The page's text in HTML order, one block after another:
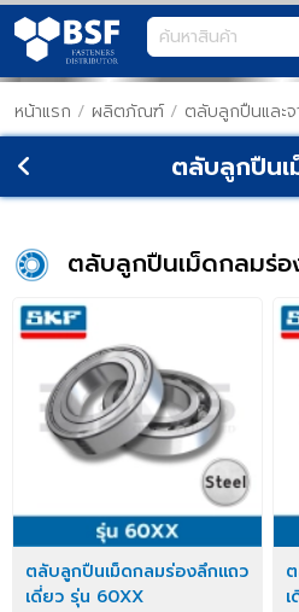
หน้าแรก / ผลิตภัณฑ์ / ตลับลูกปืนและจ
ตลับลูกปืน
ตลับลูกปืนเม็ดกลมร่อ
ตลับลูกปืนเม็ดกลมร่องลึกแถว
เดี่ยว รุ่น 60XX